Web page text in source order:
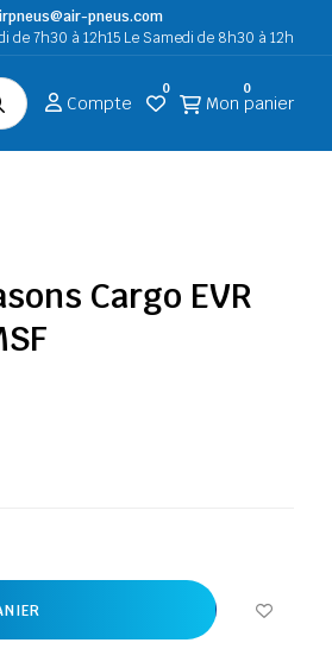
pneus.com
de 7h30 à 12h15 Le Samedi de 8h30 à 12h
Compte
0
Mon panier
0
Cargo EVR